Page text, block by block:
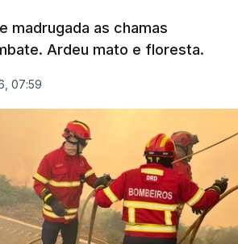
madrugada as chamas
Ardeu mato e floresta.
07:59